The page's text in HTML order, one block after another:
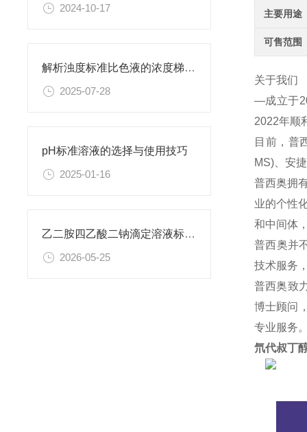
2024-10-17
解析浊度标准比色液的浓度梯度与配比
2025-07-28
pH标准溶液的选择与使用技巧
2025-01-16
乙二胺四乙酸二钠滴定溶液标准物质的制备与应用指南
2026-05-25
主要用途
可售范围
关于我们
—成立于
2022年顺
目前，普
MS)、安
普西奥拥
业的个性
和中间体
普西奥并
技术服务
普西奥致
博士顾问
专业服务
氘代叔丁